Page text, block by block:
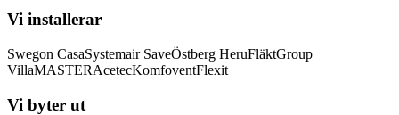
Vi installerar
Swegon CasaSystemair SaveÖstberg HeruFläktGroup
VillaMASTERAcetecKomfoventFlexit
Vi byter ut